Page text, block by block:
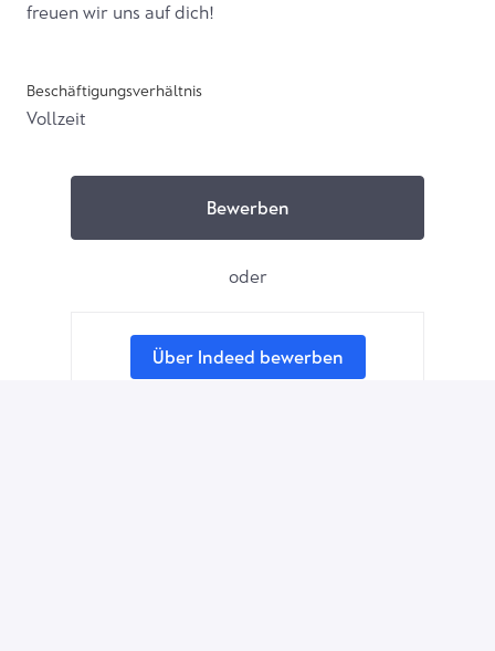
freuen wir uns auf dich!
Beschäftigungsverhältnis
Vollzeit
Bewerben
oder
Über Indeed bewerben